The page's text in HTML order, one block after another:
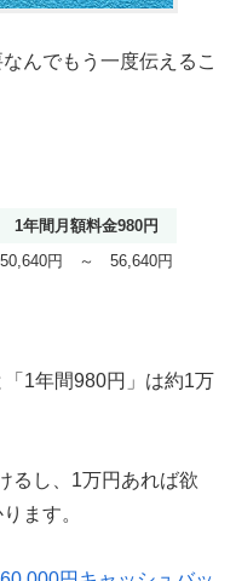
んでもう一度伝えるこ
1年間月額料金980円
50,640円 ～ 56,640円
「1年間980円」は約1万
るし、1万円あれば欲
ます。